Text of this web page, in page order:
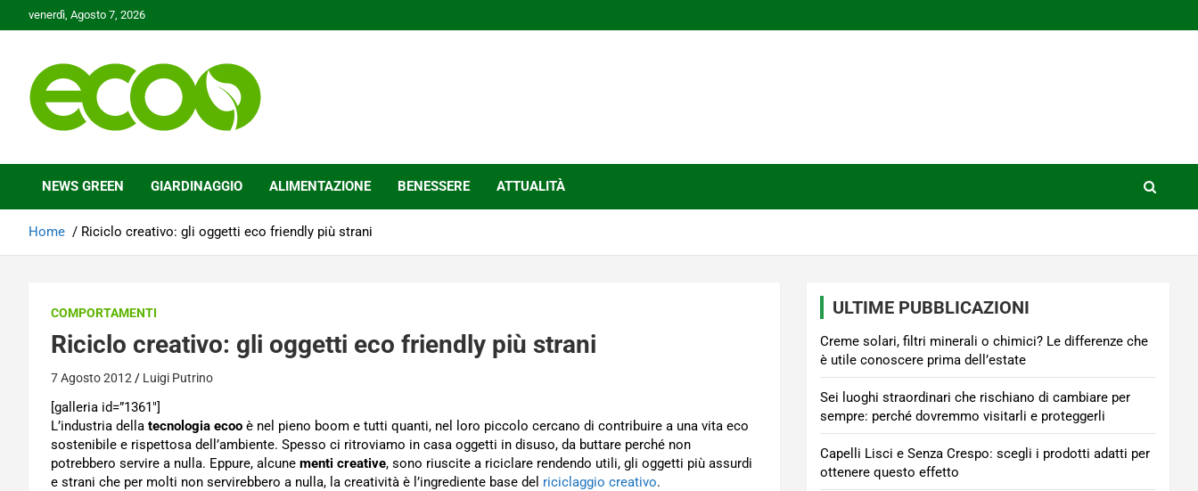
to
venerdì, Agosto 7, 2026
Ecoo.it
NEWS GREEN GIARDINAGGIO ALIMENTAZIONE BENESSERE ATTUALITÀ
Home Riciclo creativo: gli oggetti eco friendly più strani
COMPORTAMENTI
Riciclo creativo: gli oggetti eco friendly più strani
7 Agosto 2012 Luigi Putrino
[galleria id=”1361″]
L’industria della tecnologia ecoo è nel pieno boom e tutti quanti, nel loro piccolo cercano di contribuire a una vita eco
sostenibile e rispettosa dell’ambiente. Spesso ci ritroviamo in casa oggetti in disuso, da buttare perché non
potrebbero servire a nulla. Eppure, alcune menti creative, sono riuscite a riciclare rendendo utili, gli oggetti più assurdi
e strani che per molti non servirebbero a nulla, la creatività è l’ingrediente base del riciclaggio creativo.
ULTIME PUBBLICAZIONI
Creme solari, filtri minerali o chimici? Le differenze che
è utile conoscere prima dell’estate
Sei luoghi straordinari che rischiano di cambiare per
sempre: perché dovremmo visitarli e proteggerli
Capelli Lisci e Senza Crespo: scegli i prodotti adatti per
ottenere questo effetto